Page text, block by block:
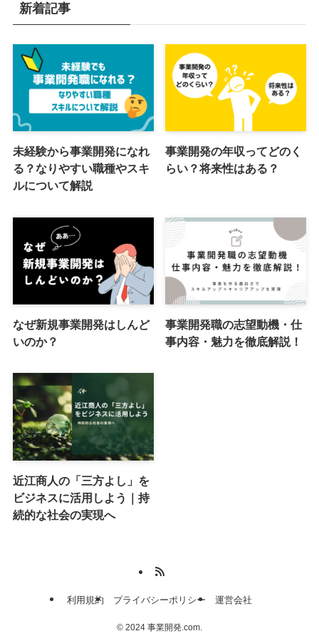
新着記事
未経験から事業開発になれ
る？なりやすい職種やスキ
ルについて解説
事業開発の年収ってどのく
らい？将来性はある？
なぜ新規事業開発はしんど
いのか？
事業開発職の志望動機・仕
事内容・魅力を徹底解説！
近江商人の「三方よし」を
ビジネスに活用しよう｜持
続的な社会の実現へ
利用規約 プライバシーポリシー 運営会社
© 2024 事業開発.com.